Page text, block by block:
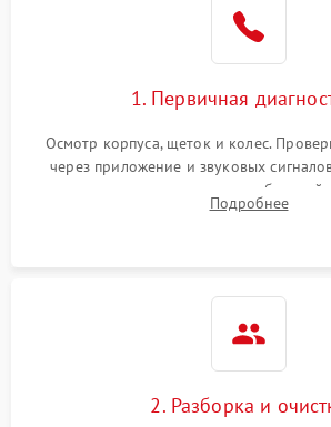
1. Первичная
Осмотр корпуса, щеток и колес.
через приложение и звуковых
аккумулятора и тестирование базовой
Оценка работы лидара, бампера и
Подробнее
2. Разборка и